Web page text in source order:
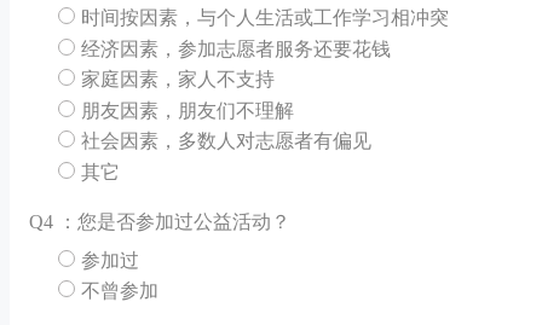
时间按因素，与个人生活或工作学习相冲突
经济因素，参加志愿者服务还要花钱
家庭因素，家人不支持
朋友因素，朋友们不理解
社会因素，多数人对志愿者有偏见
其它
Q4 ：您是否参加过公益活动？
参加过
不曾参加